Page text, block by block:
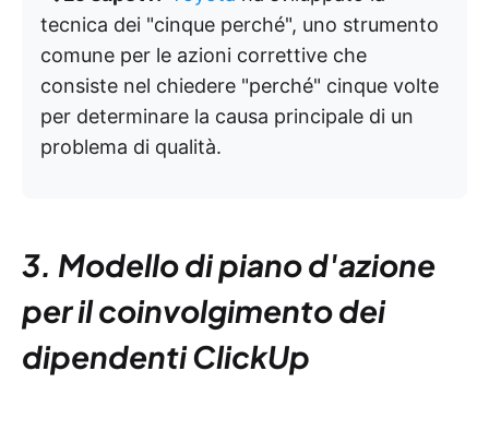
tecnica dei "cinque perché", uno strumento
comune per le azioni correttive che
consiste nel chiedere "perché" cinque volte
per determinare la causa principale di un
problema di qualità.
3. Modello di piano d'azione
per il coinvolgimento dei
dipendenti ClickUp